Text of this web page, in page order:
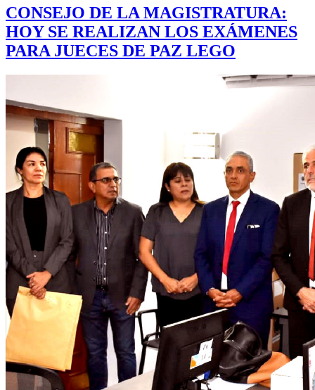
CONSEJO DE LA MAGISTRATURA:
HOY SE REALIZAN LOS EXÁMENES
PARA JUECES DE PAZ LEGO